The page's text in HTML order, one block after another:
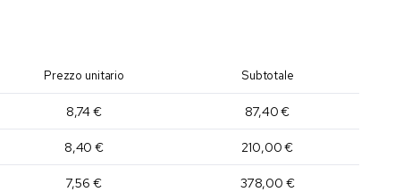
Prezzo unitario Subtotale
8,74 € 87,40 €
8,40 € 210,00 €
7,56 € 378,00 €